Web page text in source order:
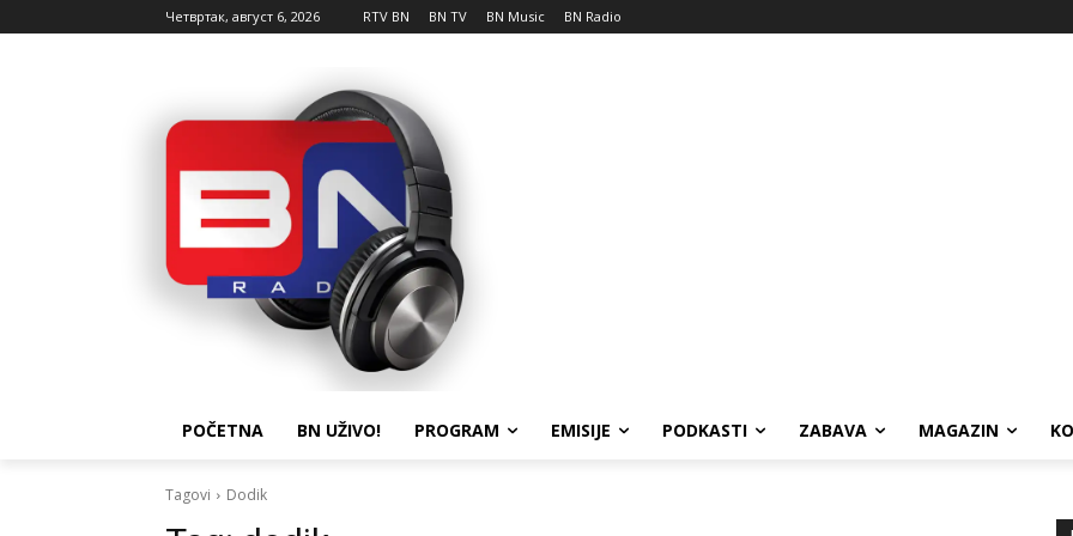
Четвртак, август 6, 2026 RTV BN BN TV BN Music BN Radio
POČETNA BN UŽIVO! PROGRAM EMISIJE PODKASTI ZABAVA MAGAZIN
Tagovi Dodik